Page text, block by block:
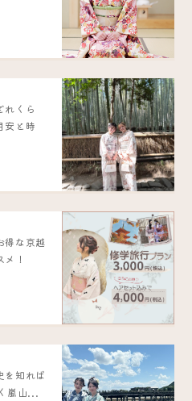
れくら
安と時
得な京越
！
を知れば
嵐山...